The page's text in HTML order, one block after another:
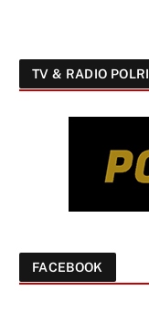
TV & RADIO POLRI
FACEBOOK